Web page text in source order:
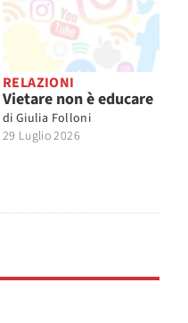
RELAZIONI
Vietare non è educare
di Giulia Folloni
29 Luglio 2026